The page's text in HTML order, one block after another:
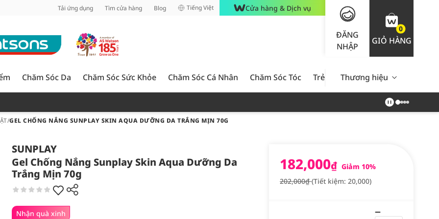
Tải ứng dụng Tìm cửa hàng Blog Tiếng Việt Cửa hàng & Dịch vụ
ĐĂNG
NHẬP
0
GIỎ HÀNG
Chăm Sóc Da Chăm Sóc Sức Khỏe Chăm Sóc Cá Nhân Chăm Sóc Tóc Trẻ Em Nam Giới Chăm Sóc
Thương hiệu
/GEL CHỐNG NẮNG SUNPLAY SKIN AQUA DƯỠNG DA TRẮNG MỊN 70G
SUNPLAY
Gel Chống Nắng Sunplay Skin Aqua Dưỡng Da
Trắng Mịn 70g
Nhận quà xinh
182,000₫ Giảm 10%
202,000₫(Tiết kiệm: 20,000)